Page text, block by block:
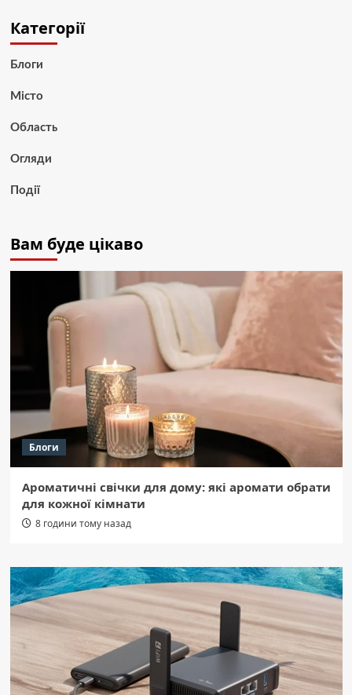
Категорії
Блоги
Місто
Область
Огляди
Події
Вам буде цікаво
Блоги
Ароматичні свічки для дому: які аромати обрати
для кожної кімнати
8 години тому назад